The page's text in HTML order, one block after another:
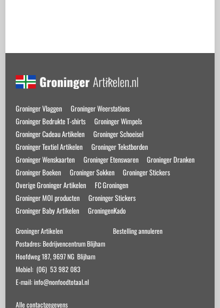
Back
Top
Groninger Vlaggen
Groninger Weerstations
Groninger Bedrukte T-shirts
Groninger Wimpels
Groninger Cadeau Artikelen
Groninger Schoeisel
Groninger Textiel Artikelen
Groninger Tekstborden
Groninger Wenskaarten
Groninger Etenswaren
Groninger Dranken
Groninger Boeken
Groninger Sokken
Groninger Stickers
Overige Groninger Artikelen
FC Groningen
Groninger MOI producten
Groninger Stickers
Groninger Baby Artikelen
GroningenKado
Groninger Artikelen
Postadres: Bedrijvencentrum Blijham
Hoofdweg 187, 9697 NG Blijham
Mobiel: (06) 53 982 083
E-mail: info@nonfoodtotaal.nl
Alle contactgegevens
Bestelling annuleren